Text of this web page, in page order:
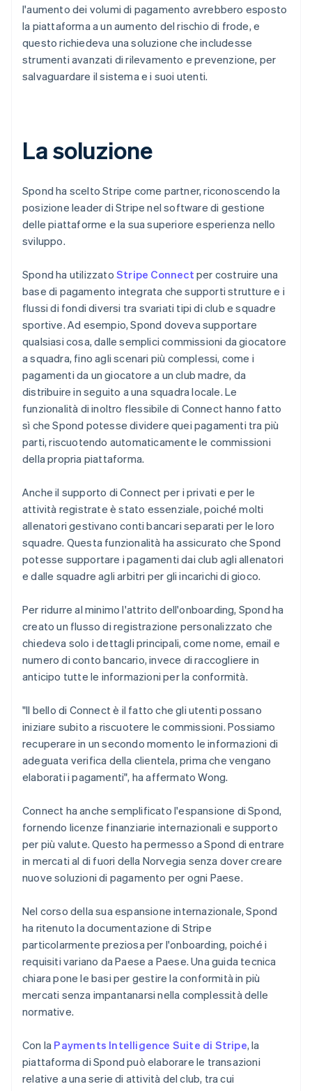
l'aumento dei volumi di pagamento avrebbero esposto
la piattaforma a un aumento del rischio di frode, e
questo richiedeva una soluzione che includesse
strumenti avanzati di rilevamento e prevenzione, per
salvaguardare il sistema e i suoi utenti.
La soluzione
Spond ha scelto Stripe come partner, riconoscendo la
posizione leader di Stripe nel software di gestione
delle piattaforme e la sua superiore esperienza nello
sviluppo.
Spond ha utilizzato Stripe Connect per costruire una
base di pagamento integrata che supporti strutture e i
flussi di fondi diversi tra svariati tipi di club e squadre
sportive. Ad esempio, Spond doveva supportare
qualsiasi cosa, dalle semplici commissioni da giocatore
a squadra, fino agli scenari più complessi, come i
pagamenti da un giocatore a un club madre, da
distribuire in seguito a una squadra locale. Le
funzionalità di inoltro flessibile di Connect hanno fatto
sì che Spond potesse dividere quei pagamenti tra più
parti, riscuotendo automaticamente le commissioni
della propria piattaforma.
Anche il supporto di Connect per i privati e per le
attività registrate è stato essenziale, poiché molti
allenatori gestivano conti bancari separati per le loro
squadre. Questa funzionalità ha assicurato che Spond
potesse supportare i pagamenti dai club agli allenatori
e dalle squadre agli arbitri per gli incarichi di gioco.
Per ridurre al minimo l'attrito dell'onboarding, Spond ha
creato un flusso di registrazione personalizzato che
chiedeva solo i dettagli principali, come nome, email e
numero di conto bancario, invece di raccogliere in
anticipo tutte le informazioni per la conformità.
"Il bello di Connect è il fatto che gli utenti possano
iniziare subito a riscuotere le commissioni. Possiamo
recuperare in un secondo momento le informazioni di
adeguata verifica della clientela, prima che vengano
elaborati i pagamenti", ha affermato Wong.
Connect ha anche semplificato l'espansione di Spond,
fornendo licenze finanziarie internazionali e supporto
per più valute. Questo ha permesso a Spond di entrare
in mercati al di fuori della Norvegia senza dover creare
nuove soluzioni di pagamento per ogni Paese.
Nel corso della sua espansione internazionale, Spond
ha ritenuto la documentazione di Stripe
particolarmente preziosa per l'onboarding, poiché i
requisiti variano da Paese a Paese. Una guida tecnica
chiara pone le basi per gestire la conformità in più
mercati senza impantanarsi nella complessità delle
normative.
Con la Payments Intelligence Suite di Stripe, la
piattaforma di Spond può elaborare le transazioni
relative a una serie di attività del club, tra cui